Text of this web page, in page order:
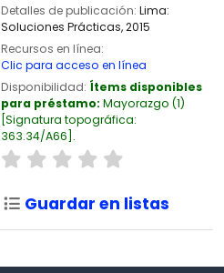
Detalles de publicación: Lima:
Soluciones Prácticas,2015
Recursos en línea:
Clic para acceso en línea
Disponibilidad: Ítems disponibles
para préstamo: Mayorazgo (1)
Signatura topográfica:
363.34/A66 .
Guardar en listas